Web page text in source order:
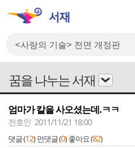
꿈을 나누는 서재
엄마가 칼을 사오셨는데.ㅋㅋ
전호인 2011/11/21 18:00
댓글 (12) 먼댓글 (0) 좋아요 (82)